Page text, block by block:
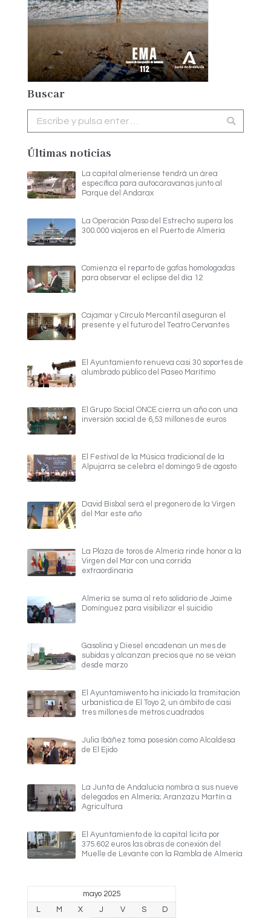
Buscar
Últimas noticias
La capital almeriense tendrá un área
específica para autocaravanas junto al
Parque del Andarax
La Operación Paso del Estrecho supera los
300.000 viajeros en el Puerto de Almería
Comienza el reparto de gafas homologadas
para observar el eclipse del día 12
Cajamar y Círculo Mercantil aseguran el
presente y el futuro del Teatro Cervantes
El Ayuntamiento renueva casi 30 soportes de
alumbrado público del Paseo Marítimo
El Grupo Social ONCE cierra un año con una
inversión social de 6,53 millones de euros
El Festival de la Música tradicional de la
Alpujarra se celebra el domingo 9 de agosto
David Bisbal será el pregonero de la Virgen
del Mar este año
La Plaza de toros de Almería rinde honor a la
Virgen del Mar con una corrida
extraordinaria
Almería se suma al reto solidario de Jaime
Domínguez para visibilizar el suicidio
Gasolina y Diesel encadenan un mes de
subidas y alcanzan precios que no se veían
desde marzo
El Ayuntamiwento ha iniciado la tramitación
urbanistica de El Toyo 2, un ámbito de casi
tres millones de metros cuadrados
Julia Ibáñez toma posesión como Alcaldesa
de El Ejido
La Junta de Andalucía nombra a sus nueve
delegados en Almería; Aranzazu Martín a
Agricultura
El Ayuntamiento de la capital licita por
375.602 euros las obras de conexión del
Muelle de Levante con la Rambla de Almería
mayo 2025
L
M X J V S
D